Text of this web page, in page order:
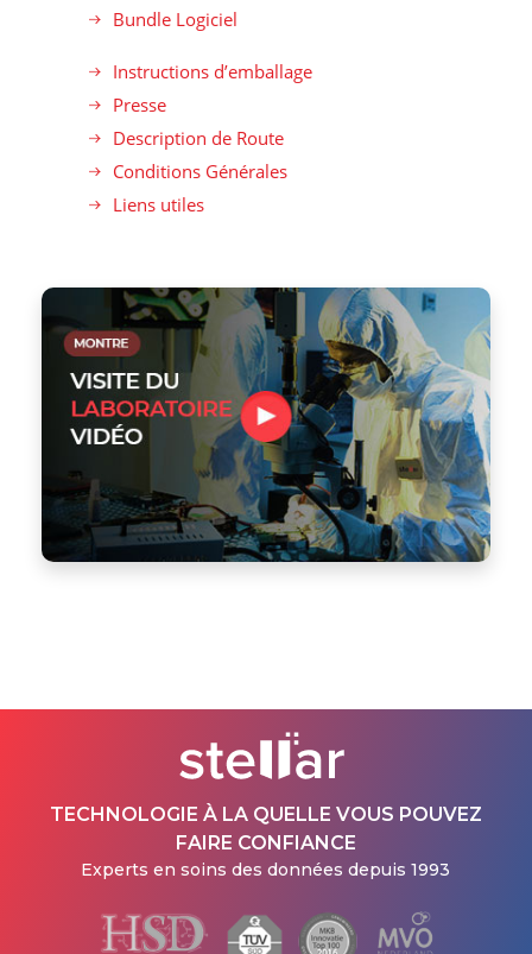
Bundle Logiciel
Instructions d’emballage
Presse
Description de Route
Conditions Générales
Liens utiles
TECHNOLOGIE À LA QUELLE VOUS POUVEZ
FAIRE CONFIANCE
Experts en soins des données depuis 1993